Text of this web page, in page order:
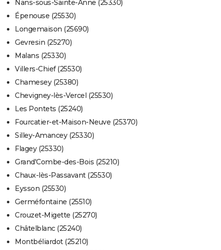
Nans-sous-Sainte-Anne (25330)
Épenouse (25530)
Longemaison (25690)
Gevresin (25270)
Malans (25330)
Villers-Chief (25530)
Chamesey (25380)
Chevigney-lès-Vercel (25530)
Les Pontets (25240)
Fourcatier-et-Maison-Neuve (25370)
Silley-Amancey (25330)
Flagey (25330)
Grand'Combe-des-Bois (25210)
Chaux-lès-Passavant (25530)
Eysson (25530)
Germéfontaine (25510)
Crouzet-Migette (25270)
Châtelblanc (25240)
Montbéliardot (25210)